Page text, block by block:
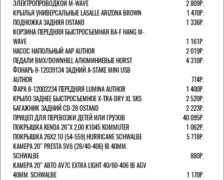
ЭЛЕКТРОПРОВОДКОЙ M-WAVE
2 809Р.
КРЫЛЬЯ УНИВЕРСАЛЬНЫЕ LASALLE ARIZONA BROWN
1 470Р.
ПОДНОЖКА ЗАДНЯЯ OSTAND
1 336Р.
КОРЗИНА ПЕРЕДНЯЯ БЫСТРОСЪЕМНАЯ BA-F HANG M-
WAVE
1 161Р.
НАСОС НАПОЛЬНЫЙ AAP AUTHOR
2 019Р.
ПЕДАЛИ BMX/DOWNHILL АЛЮМИНИЕВЫЕ HORST
4 310Р.
ФОНАРЬ 8-12039134 ЗАДНИЙ A-STAKE MINI USB
AUTHOR
774Р.
ФАРА 8-12002234 ПЕРЕДНЯЯ LUMINA AUTHOR
1 400Р.
КРЫЛО ЗАДНЕЕ БЫСТРОСЪЕМНОЕ X-TRA-DRY XL SKS
2 520Р.
БАГАЖНИК ЗАДНИЙ CD-28 OSTAND
2 223Р.
ПРИЦЕП ДЛЯ ПЕРЕВОЗКИ ДЕТЕЙ ИЛИ ГРУЗОВ
40 095Р.
ПОКРЫШКА KENDA 26"Х 2,00 K1045 KOMMUTER
1 062Р.
ПОКРЫШКА 26X2.10 (54-559) HURRICANE SCHWALBE
5 718Р.
КАМЕРА 20" PRESTA SV6 (28/40-406) IB 40MM.
SCHWALBE
880Р.
КАМЕРА 20" АВТО AV7C EXTRA LIGHT 40/60-406 IB AGV
40MM. SCHWALBE
1 170Р.